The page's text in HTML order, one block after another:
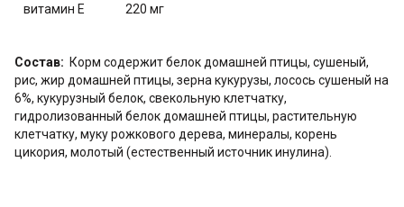
витамин Е
220 мг
Состав: Корм содержит белок домашней птицы, сушеный,
рис, жир домашней птицы, зерна кукурузы, лосось сушеный на
6%, кукурузный белок, свекольную клетчатку,
гидролизованный белок домашней птицы, растительную
клетчатку, муку рожкового дерева, минералы, корень
цикория, молотый (естественный источник инулина).